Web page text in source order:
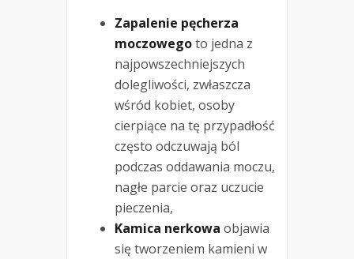
Zapalenie pęcherza
moczowegoto jedna z
najpowszechniejszych
dolegliwości, zwłaszcza
wśród kobiet, osoby
cierpiące na tę przypadłość
często odczuwają ból
podczas oddawania moczu,
nagłe parcie oraz uczucie
pieczenia,
Kamica nerkowa objawia
się tworzeniem kamieni w